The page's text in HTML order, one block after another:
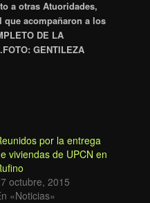
a otras Atuoridades,
acompañaron a los
DE LA
GENTILEZA
por la entrega
viviendas de UPCN en
octubre, 2015
«Noticias»